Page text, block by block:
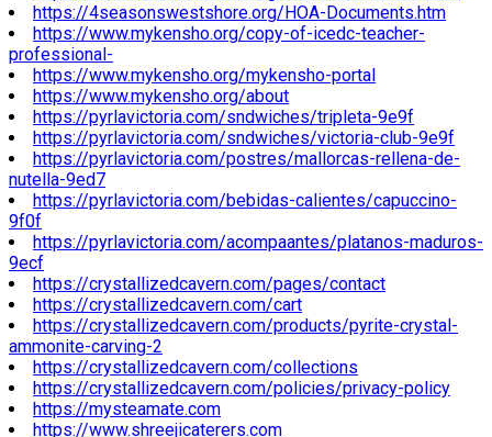
https://4seasonswestshore.org/HOA-Documents.htm
https://www.mykensho.org/copy-of-icedc-teacher-
professional-
https://www.mykensho.org/mykensho-portal
https://www.mykensho.org/about
https://pyrlavictoria.com/sndwiches/tripleta-9e9f
https://pyrlavictoria.com/sndwiches/victoria-club-9e9f
https://pyrlavictoria.com/postres/mallorcas-rellena-de-
nutella-9ed7
https://pyrlavictoria.com/bebidas-calientes/capuccino-
9f0f
https://pyrlavictoria.com/acompaantes/platanos-maduros-
9ecf
https://crystallizedcavern.com/pages/contact
https://crystallizedcavern.com/cart
https://crystallizedcavern.com/products/pyrite-crystal-
ammonite-carving-2
https://crystallizedcavern.com/collections
https://crystallizedcavern.com/policies/privacy-policy
https://mysteamate.com
https://www.shreejicaterers.com